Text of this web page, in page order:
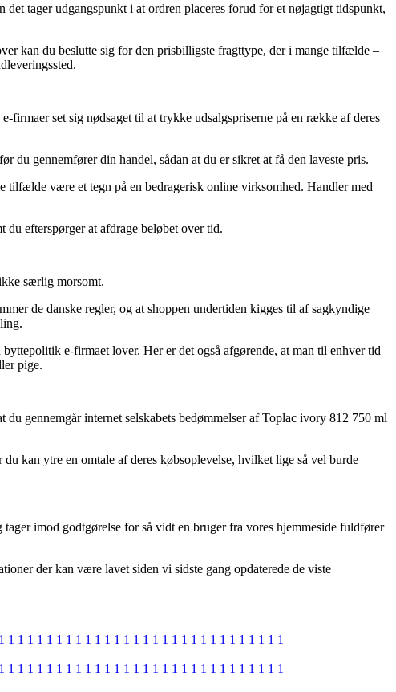
tager udgangspunkt i at ordren placeres forud for et nøjagtigt tidspunkt,
kan du beslutte sig for den prisbilligste fragttype, der i mange tilfælde –
firmaer set sig nødsaget til at trykke udsalgspriserne på en række af deres
gennemfører din handel, sådan at du er sikret at få den laveste pris.
tilfælde være et tegn på en bedragerisk online virksomhed. Handler med
efterspørger at afdrage beløbet over tid.
særlig morsomt.
de danske regler, og at shoppen undertiden kigges til af sagkyndige
e-firmaet lover. Her er det også afgørende, at man til enhver tid
pige.
gennemgår internet selskabets bedømmelser af Toplac ivory 812 750 ml
kan ytre en omtale af deres købsoplevelse, hvilket lige så vel burde
imod godtgørelse for så vidt en bruger fra vores hjemmeside fuldfører
der kan være lavet siden vi sidste gang opdaterede de viste
1 1 1 1 1 1 1 1 1 1 1 1 1 1 1 1 1 1 1 1 1 1 1 1 1 1 1 1 1 1
1 1 1 1 1 1 1 1 1 1 1 1 1 1 1 1 1 1 1 1 1 1 1 1 1 1 1 1 1 1